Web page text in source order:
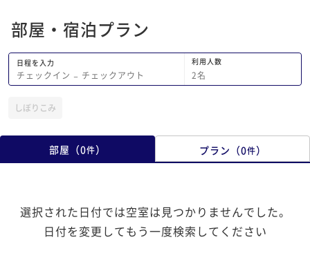
あったことです。クローゼットの背が低
めなので上の埃がすごい目につきまし
た。 でも観光地ど真ん中で夜も早朝も
宿を出たらすぐフォトジェニックなスポ
ットだらけで一生に一度の体験ができる
部屋・宿泊プラン
日程を入力
チェックイン − チェックアウト
利用人数
2名
しぼりこみ
部屋 （0件） プラン （0件）
選択された日付では空室は見つかりませんでした。
日付を変更してもう一度検索してください